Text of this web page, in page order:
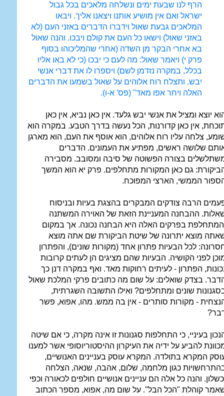
הרף לנו שבעת ימים ונשלחה מלאכים בכל גבול
ישראל ואם אין מושיע אותנו ויצאנו אליך. ויבאו
המלאכים גבעת שאול וידברו הדברים באזני העם (לא
באזני שאול) וישאו כל העם את קולם ויבכו. והנה שאול
בא אחרי הבקר מן השדה (אחרי שהמליכוהו בסוף
פרק י) ויאמר שאול: מה לעם כי יבכו (כי לא באו אליו
בכלל, במקרה נזדמן לשם) ויספרו לו את דברי אנשי
יבש. ותצלח רוח אלוהים על שאול בשמעו את הדברים
האלה ויחר אפו מאד" (פס' א-ו).
יוצא ומציל את אנשי יבש גלעד. אין כאן נביא, אין כאן
אין כאן קדורנות, הכל נעשה בדרך הטבע. במקרה הוא
צלחה עליו רוח אלוהים, הוא אוסף את העם, הוא מארגן
שלושה ראשים, מפתיע את העמונים. הדברים
בצורה הפשוטה של סיבה ומסובב. מסבירה
גם כאן המקורות מתחלפים. פרק יא הוא המשך
הממשי, הארצי המפוכח.
הרבה צודקים המבקרים בהצגת בעיות ובניסוח
ההבחנה המעניינת הזאת של האוירה המשתנה
בפרקים האלה היא הבחנה נכונה. אך במקום
מוצא יתרונה של שיטת הביקורת שם אתה מוצא
לכל הבעיות פתרון אחד (מקורות שונים), והפתרון
לפני הקושיה. הבעיות שהם מציגים הן לעתים קרובות
הפתרון - לעיתים רחוקות מאד. ואף במקרה דנן כך
בצדק שואלים: על שום מה כתובים פרקי המלכת שאול
שונים ומתחלפים? ואילו התשובה השגרתית,
- מקורות סותרים - אין בה ממש. מהו, אפוא, פשר
בעיניי, כי התחלפות סגנונות זו אינה מקרה, כי אם שיטה
להביע על ידיה את העיקרון ההיסטוריוסופי אשר למענו
המקרא בתולדה. המקרא עוסק בעניינים האנושיים,
כגון מלחמה, שלום, אהבה, שנאה, הצלחה
והנה כל אלה הם עניינים אנושיים חולפים לכאורה וכפי
קוהלת "הכל הבל". על שום מה, אפוא, מספר הכתוב